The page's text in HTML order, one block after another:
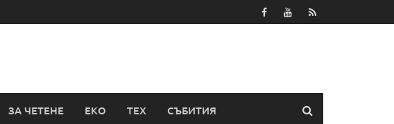
ЗА ЧЕТЕНЕ ЕКО ТЕХ СЪБИТИЯ